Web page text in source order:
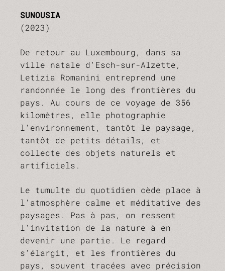
SUNOUSIA
(2023)
De retour au Luxembourg, dans sa
ville natale d'Esch-sur-Alzette,
Letizia Romanini entreprend une
randonnée le long des frontières du
pays. Au cours de ce voyage de 356
kilomètres, elle photographie
l'environnement, tantôt le paysage,
tantôt de petits détails, et
collecte des objets naturels et
artificiels.
Le tumulte du quotidien cède place à
l'atmosphère calme et méditative des
paysages. Pas à pas, on ressent
l'invitation de la nature à en
devenir une partie. Le regard
s'élargit, et les frontières du
pays, souvent tracées avec précision